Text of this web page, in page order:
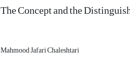
The Concept and the
Mahmood Jafari Chaleshtari